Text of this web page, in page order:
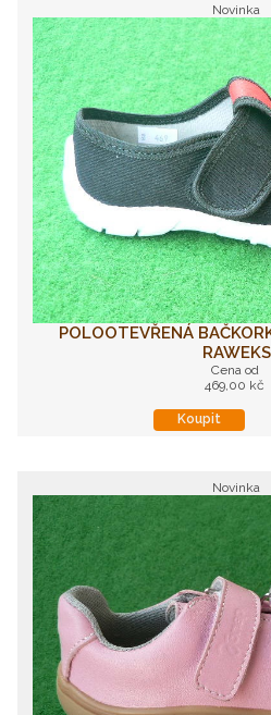
Novinka
POLOOTEVŘENÁ
RAWEKS
Cena od
469,00 kč
Koupit
Novinka